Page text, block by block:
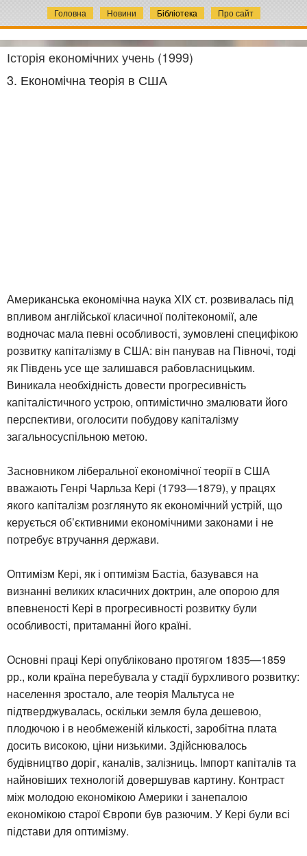
Головна Новини Бібліотека Про сайт
Історія економічних учень (1999)
3. Економічна теорія в США
Американська економічна наука ХІХ ст. розвивалась під
впливом англійської класичної політекономії, але
водночас мала певні особливості, зумовлені специфікою
розвитку капіталізму в США: він панував на Півночі, тоді
як Південь усе ще залишався рабовласницьким.
Виникала необхідність довести прогресивність
капіталістичного устрою, оптимістично змалювати його
перспективи, оголосити побудову капіталізму
загальносуспільною метою.
Засновником ліберальної економічної теорії в США
вважають Генрі Чарльза Кері (1793—1879), у працях
якого капіталізм розглянуто як економічний устрій, що
керується об’єктивними економічними законами і не
потребує втручання держави.
Оптимізм Кері, як і оптимізм Бастіа, базувався на
визнанні великих класичних доктрин, але опорою для
впевненості Кері в прогресивності розвитку були
особливості, притаманні його країні.
Основні праці Кері опубліковано протягом 1835—1859
рр., коли країна перебувала у стадії бурхливого розвитку:
населення зростало, але теорія Мальтуса не
підтверджувалась, оскільки земля була дешевою,
плодючою і в необмеженій кількості, заробітна плата
досить високою, ціни низькими. Здійснювалось
будівництво доріг, каналів, залізниць. Імпорт капіталів та
найновіших технологій довершував картину. Контраст
між молодою економікою Америки і занепалою
економікою старої Європи був разючим. У Кері були всі
підстави для оптимізму.